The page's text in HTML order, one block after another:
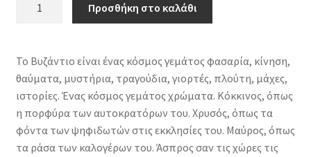
χρώματα:
Άσπρο
ποσότητα
Προσθήκη στο καλάθι
Το Βυζάντιο είναι ένας κόσμος γεμάτος φασαρία, κίνηση,
θαύματα, μυστήρια, τραγούδια, γιορτές, πλούτη, μάχες,
ιστορίες. Ένας κόσμος γεμάτος χρώματα. Κόκκινος, όπως
η πορφύρα των αυτοκρατόρων του. Χρυσός, όπως τα
φόντα των ψηφιδωτών στις εκκλησίες του. Μαύρος, όπως
τα ράσα των καλογέρων του. Άσπρος σαν τις χώρες τις